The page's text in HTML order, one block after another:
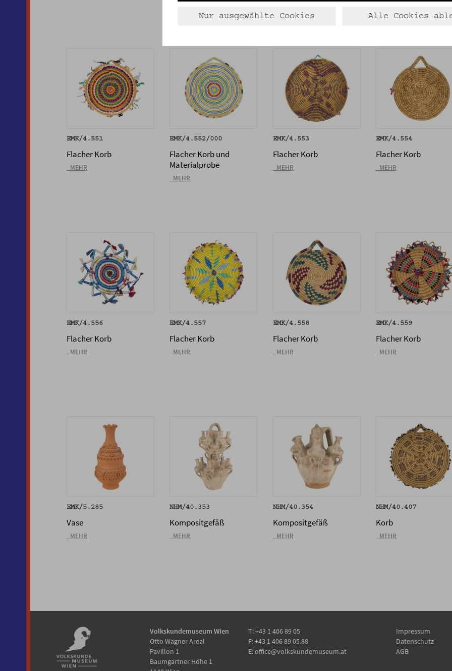
EMK/4.551
Flacher Korb
_MEHR
EMK/4.552/000
Flacher Korb und
Materialprobe
_MEHR
EMK/4.553
Flacher Korb
_MEHR
EMK/4.554
Flacher Korb
_MEHR
EMK/4.556
Flacher Korb
_MEHR
EMK/4.557
Flacher Korb
_MEHR
EMK/4.558
Flacher Korb
_MEHR
EMK/4.559
Flacher Korb
_MEHR
EMK/5.285
Vase
_MEHR
NHM/40.353
Kompositgefäß
_MEHR
NHM/40.354
Kompositgefäß
_MEHR
NHM/40.407
Korb
_MEHR
Volkskundemuseum Wien
Otto Wagner Areal
Pavillon 1
Baumgartner Höhe 1
T:+43 1 406 89 05
F: +43 1 406 89 05.88
E:office@volkskundemuseum.at
Impressum
Datenschutz
AGB
Nur ausgewählte Cookies Alle Cookies